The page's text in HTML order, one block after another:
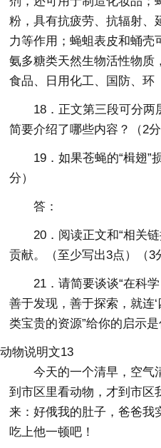
粉，具有抗疲劳、抗辐射、
力等作用；蝇蛆表皮和蛹壳
氨多糖类天然生物活性物质
食品、日用化工、国防、环
18．正文第三段可分两
简要介绍了哪些内容？（2分
19．如果苍蝇的“楫翅”
分）
答：
20．阅读正文和“相关
贡献。（至少写出3点）（3
21．请简要谈谈“在科
善于发现，善于探索，就连
类宝贵的资源”给你的启示是
动物说明文13
今天的一个清早，空气
到市区里看动物，才到市区
来：好俄我的肚子，爸爸我
吃上他一顿吧！